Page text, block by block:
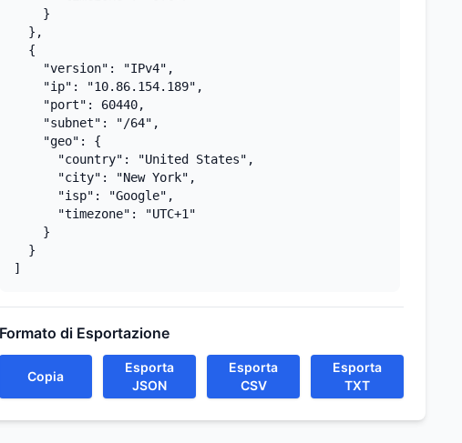
    }
  },
  {
    "version": "IPv4",
    "ip": "10.86.154.189",
    "port": 60440,
    "subnet": "/64",
    "geo": {
      "country": "United States",
      "city": "New York",
      "isp": "Google",
      "timezone": "UTC+1"
    }
  }
]
Formato di Esportazione
Copia
Esporta
JSON
Esporta
CSV
Esporta
TXT